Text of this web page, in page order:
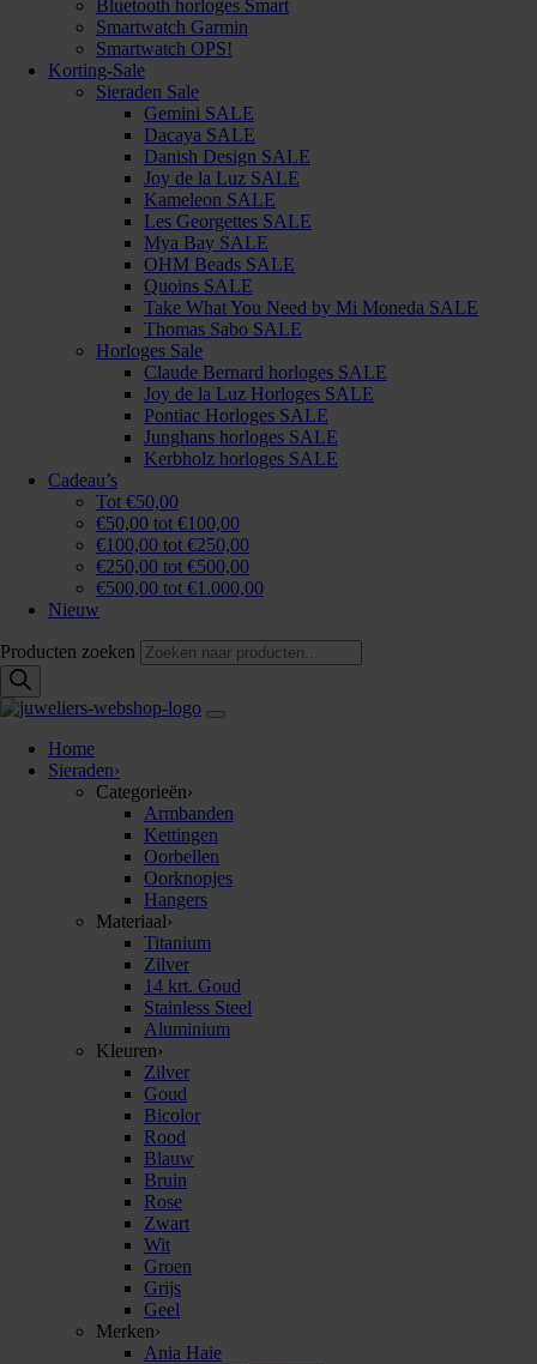
Bluetooth horloges Smart
Smartwatch Garmin
Smartwatch OPS!
Korting-Sale
Sieraden Sale
Gemini SALE
Dacaya SALE
Danish Design SALE
Joy de la Luz SALE
Kameleon SALE
Les Georgettes SALE
Mya Bay SALE
OHM Beads SALE
Quoins SALE
Take What You Need by Mi Moneda SALE
Thomas Sabo SALE
Horloges Sale
Claude Bernard horloges SALE
Joy de la Luz Horloges SALE
Pontiac Horloges SALE
Junghans horloges SALE
Kerbholz horloges SALE
Cadeau’s
Tot €50,00
€50,00 tot €100,00
€100,00 tot €250,00
€250,00 tot €500,00
€500,00 tot €1.000,00
Nieuw
Producten zoeken
Home
Sieraden›
Categorieën›
Armbanden
Kettingen
Oorbellen
Oorknopjes
Hangers
Materiaal›
Titanium
Zilver
14 krt. Goud
Stainless Steel
Aluminium
Kleuren›
Zilver
Goud
Bicolor
Rood
Blauw
Bruin
Rose
Zwart
Wit
Groen
Grijs
Geel
Merken›
Ania Haie